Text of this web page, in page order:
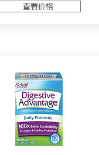
查看价格